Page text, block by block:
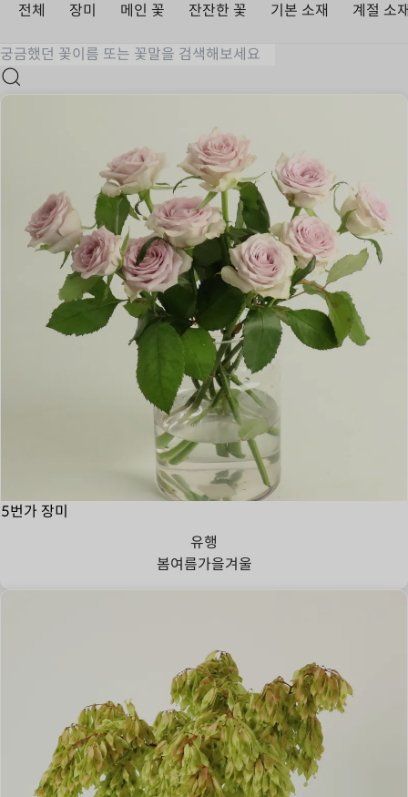
전체 장미 메인 꽃 잔잔한 꽃 기본 소재 계절 소
5번가 장미
유행
봄여름가을겨울